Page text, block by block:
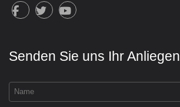
Senden Sie uns Ihr Anliegen